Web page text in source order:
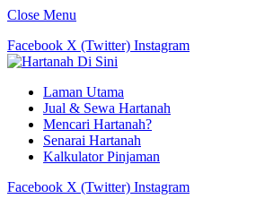
Close Menu
Facebook X (Twitter) Instagram
Laman Utama
Jual & Sewa Hartanah
Mencari Hartanah?
Senarai Hartanah
Kalkulator Pinjaman
Facebook X (Twitter) Instagram